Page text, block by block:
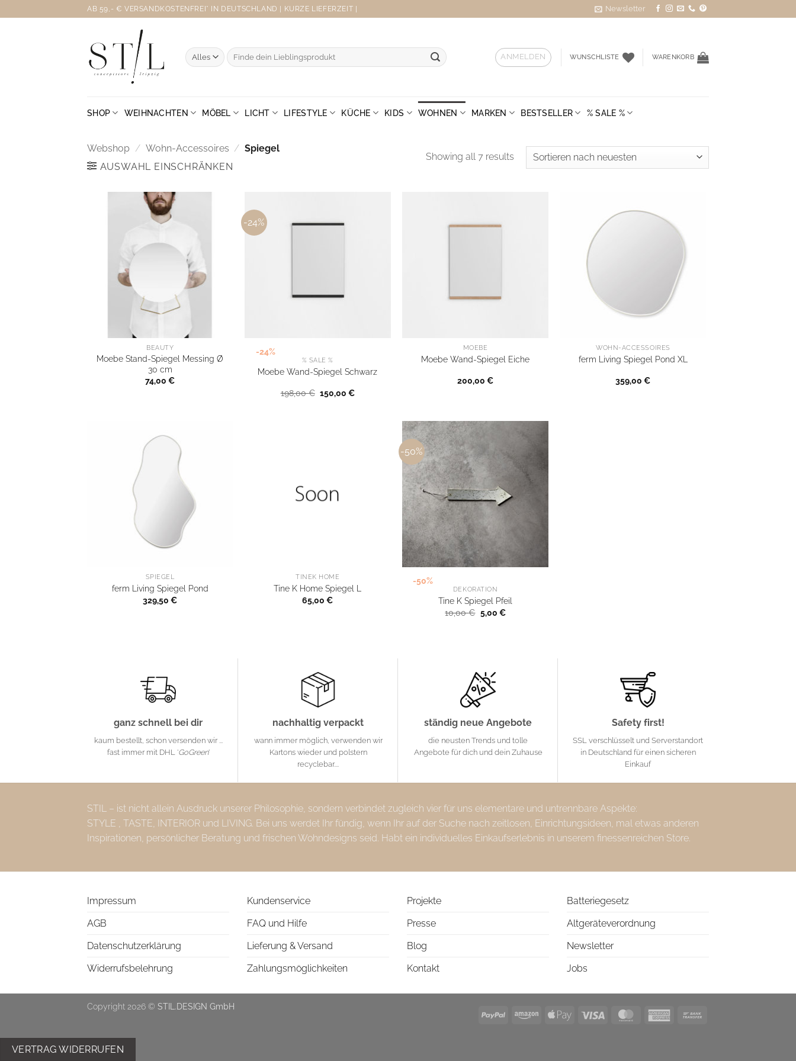
Inhalt
AB 59,- € VERSANDKOSTENFREI* IN DEUTSCHLAND | KURZE LIEFERZEIT | Newsletter
Suche
nach:
ANMELDEN WUNSCHLISTE WARENKORB
SHOP WEIHNACHTEN MÖBEL LICHT LIFESTYLE KÜCHE KIDS WOHNEN MARKEN BESTSELLER % SALE %
Webshop / Wohn-Accessoires / Spiegel
AUSWAHL EINSCHRÄNKEN
Showing all 7 resultsSorted
BEAUTY
Moebe Stand-Spiegel Messing Ø
30 cm
74,00€
-24%
-24%
% SALE %
Moebe Wand-Spiegel Schwarz
198,00€ Ursprünglicher
Preis
150,00€Aktueller
MOEBE
Moebe Wand-Spiegel Eiche
200,00€
WOHN-ACCESSOIRES
ferm Living Spiegel Pond XL
359,00€
SPIEGEL
ferm Living Spiegel Pond
329,50€
TINEK HOME
Tine K Home Spiegel L
65,00€
-50%
-50%
DEKORATION
Tine K Spiegel Pfeil
10,00€ Ursprünglicher
Preis
5,00 €Aktueller
ganz schnell bei dir
kaum bestellt, schon versenden wir ...
fast immer mit DHL 'GoGreen'
nachhaltig verpackt
wann immer möglich, verwenden wir
Kartons wieder und polstern
recyclebar....
ständig neue Angebote
die neusten Trends und tolle
Angebote für dich und dein Zuhause
Safety first!
SSL verschlüsselt und Serverstandort
in Deutschland für einen sicheren
Einkauf
STIL – ist nicht allein Ausdruck unserer Philosophie, sondern verbindet zugleich vier für uns elementare und untrennbare Aspekte:
STYLE , TASTE, INTERIOR und LIVING. Bei uns werdet Ihr fündig, wenn Ihr auf der Suche nach zeitlosen, Einrichtungsideen, mal etwas anderen
Inspirationen, persönlicher Beratung und frischen Wohndesigns seid. Habt ein individuelles Einkaufserlebnis in unserem finessenreichen Store.
Impressum
AGB
Datenschutzerklärung
Widerrufsbelehrung
Kundenservice
FAQ und Hilfe
Lieferung & Versand
Zahlungsmöglichkeiten
Projekte
Presse
Blog
Kontakt
Batteriegesetz
Altgeräteverordnung
Newsletter
Jobs
PayPal Amazon Apple
Visa MasterCardAmerican
Copyright 2026 © STIL.DESIGN GmbH
VERTRAG WIDERRUFEN